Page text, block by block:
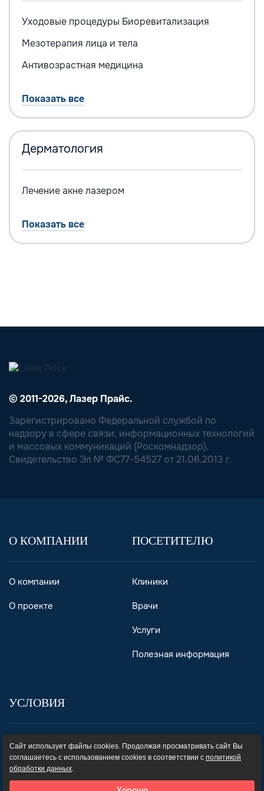
Уходовые процедуры Биоревитализация
Мезотерапия лица и тела
Антивозрастная медицина
Показать все
Дерматология
Лечение акне лазером
Показать все
© 2011-2026, Лазер Прайс.
Зарегистрировано Федеральной службой по
надзору в сфере связи, информационных технологий
и массовых коммуникаций (Роскомнадзор).
Свидетельство Эл № ФС77-54527 от 21.06.2013 г.
О КОМПАНИИ
О компании
О проекте
ПОСЕТИТЕЛЮ
Клиники
Врачи
Услуги
Полезная информация
УСЛОВИЯ
Пользовательское соглашение
Карта сайта
Сайт использует файлы cookies. Продолжая просматривать сайт Вы
соглашаетесь с использованием cookies в соответствии с политикой
обработки данных.